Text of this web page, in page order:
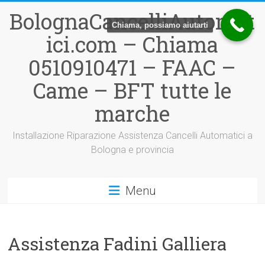
contenuto
BolognaCancelliAutomat
ici.com – Chiama
0510910471 – FAAC –
Came – BFT tutte le
marche
Installazione Riparazione Assistenza Cancelli Automatici a
Bologna e provincia
Menu
Assistenza Fadini Galliera
Chiama, possiamo aiutarti